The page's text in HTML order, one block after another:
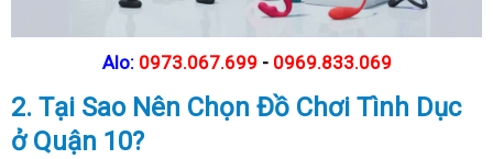
Alo: 0973.067.699 - 0969.833.069
2. Tại SaoNên Chọn Đồ Chơi Tình Dục
ở Quận 10?